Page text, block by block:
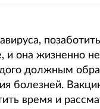
и она жизненно
должным
болезней.
время и